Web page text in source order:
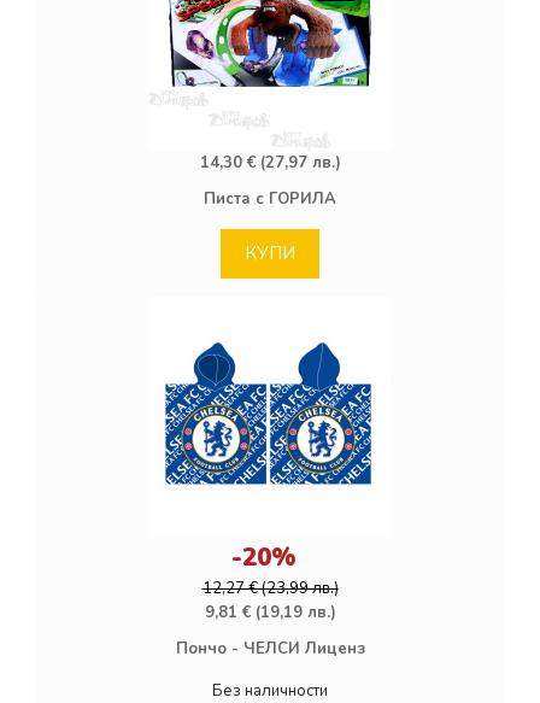
14,30 € (27,97 лв.)
Писта с ГОРИЛА
КУПИ
-20%
12,27 € (23,99 лв.)
9,81 € (19,19 лв.)
Пончо - ЧЕЛСИ Лиценз
Без наличности